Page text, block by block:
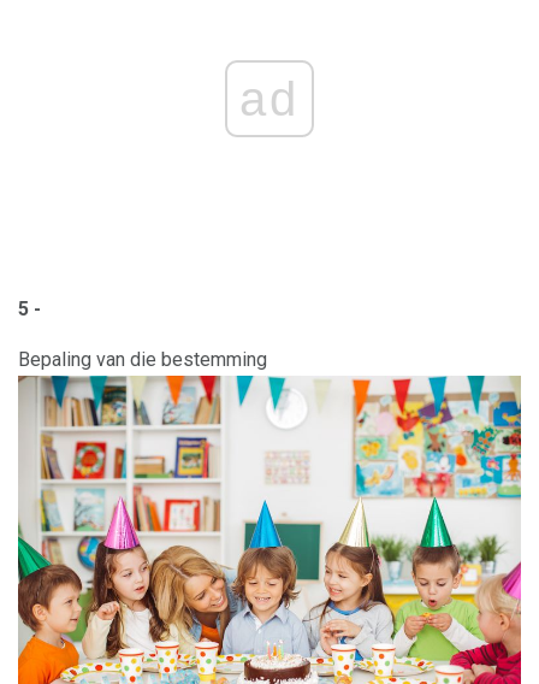
ad
5 -
Bepaling van die bestemming